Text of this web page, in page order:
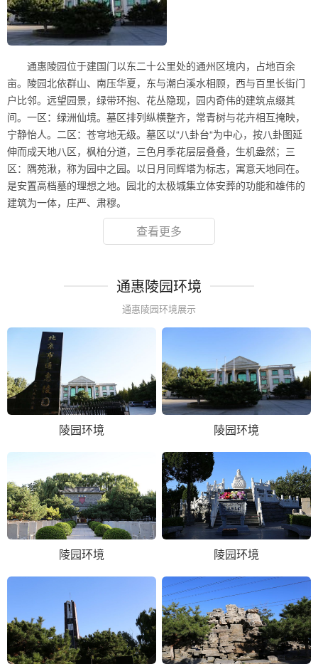
通惠陵园位于建国门以东二十公里处的通州区境内，占地百余
亩。陵园北依群山、南压华夏，东与潮白溪水相顾，西与百里长街门
户比邻。远望园景，绿带环抱、花丛隐现，园内奇伟的建筑点缀其
间。一区：绿洲仙境。墓区排列纵横整齐，常青树与花卉相互掩映，
宁静怡人。二区：苍穹地无级。墓区以“八卦台“为中心，按八卦图延
伸而成天地八区，枫柏分道，三色月季花层层叠叠，生机盎然；三
区：隅苑湫，称为园中之园。以日月同辉塔为标志，寓意天地同在。
是安置高档墓的理想之地。园北的太极城集立体安葬的功能和雄伟的
建筑为一体，庄严、肃穆。
查看更多
通惠陵园环境
通惠陵园环境展示
陵园环境 陵园环境
陵园环境 陵园环境